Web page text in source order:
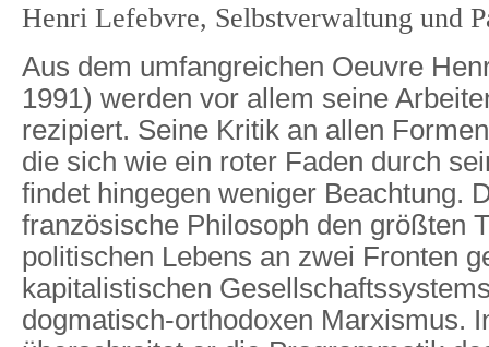
Henri Lefebvre, Selbstverwaltung und
Aus dem umfangreichen Oeuvre
1991) werden vor allem seine
rezipiert. Seine Kritik an allen
die sich wie ein roter Faden durch
findet hingegen weniger Beachtung.
französische Philosoph den größten
politischen Lebens an zwei Fronten
kapitalistischen
dogmatisch-orthodoxen Marxismus.